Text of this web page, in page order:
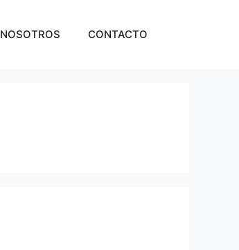
NOSOTROS CONTACTO